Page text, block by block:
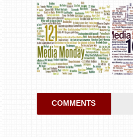
COMMENTS